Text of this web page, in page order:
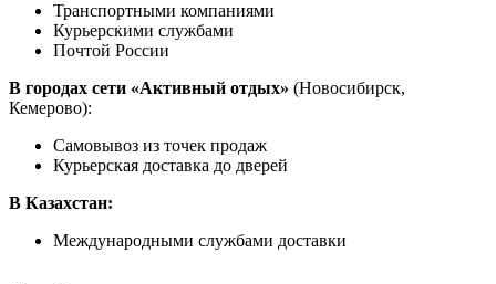
Транспортными компаниями
Курьерскими службами
Почтой России
В городах сети «Активный отдых» (Новосибирск,
Кемерово):
Самовывоз из точек продаж
Курьерская доставка до дверей
В Казахстан:
Международными службами доставки